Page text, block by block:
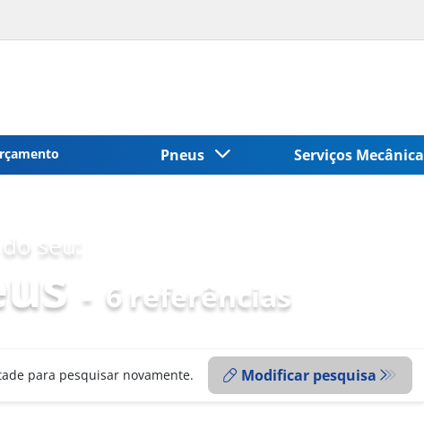
Pneus Serviços Mecânica
seu:
- 6 referências
para pesquisar novamente. Modificar pesquisa